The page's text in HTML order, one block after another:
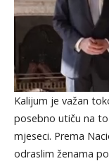
Kalijum je važan
posebno utiču na
mjeseci. Prema
odraslim ženama